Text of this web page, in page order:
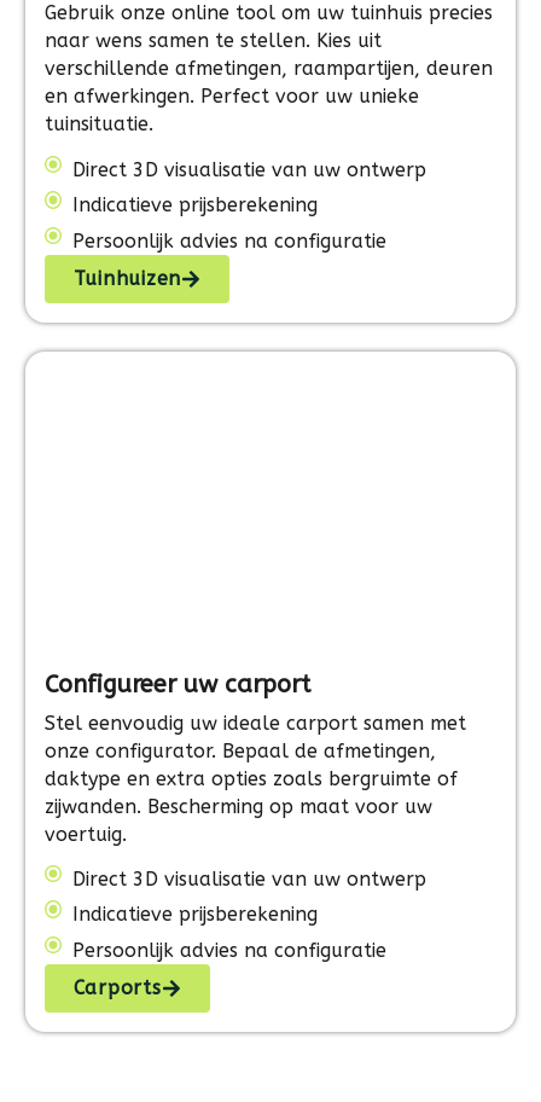
Gebruik onze online tool om uw tuinhuis precies
naar wens samen te stellen. Kies uit
verschillende afmetingen, raampartijen, deuren
en afwerkingen. Perfect voor uw unieke
tuinsituatie.
Direct 3D visualisatie van uw ontwerp
Indicatieve prijsberekening
Persoonlijk advies na configuratie
Tuinhuizen
Configureer uw carport
Stel eenvoudig uw ideale carport samen met
onze configurator. Bepaal de afmetingen,
daktype en extra opties zoals bergruimte of
zijwanden. Bescherming op maat voor uw
voertuig.
Direct 3D visualisatie van uw ontwerp
Indicatieve prijsberekening
Persoonlijk advies na configuratie
Carports